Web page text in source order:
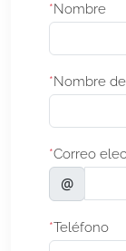
*Nombre
*Nombre
*Correo
@
*Teléfono